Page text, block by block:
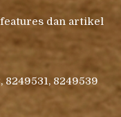
dan artikel
8249531, 8249539